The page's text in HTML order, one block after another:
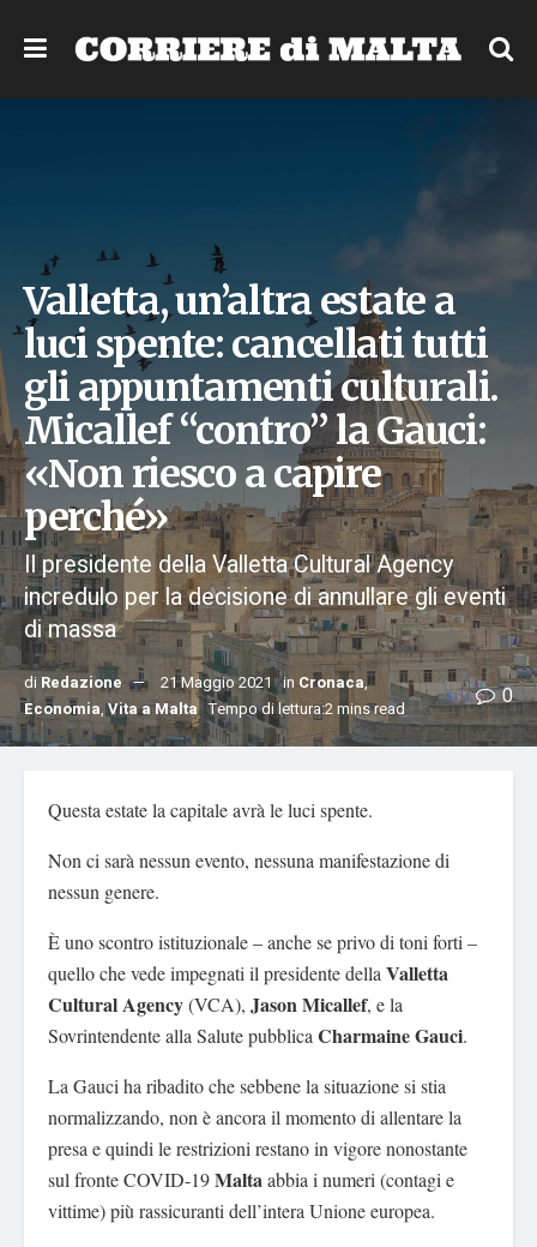
Valletta, un’altra estate a
luci spente: cancellati tutti
gli appuntamenti culturali.
Micallef “contro” la Gauci:
«Non riesco a capire
perché»
Il presidente della Valletta Cultural Agency
incredulo per la decisione di annullare gli eventi
di massa
di Redazione 21 Maggio 2021 in Cronaca,
Economia,Vita a Malta Tempo di lettura:2 mins read 0
Questa estate la capitale avrà le luci spente.
Non ci sarà nessun evento, nessuna manifestazione di
nessun genere.
È uno scontro istituzionale – anche se privo di toni forti –
quello che vede impegnati il presidente della Valletta
Cultural Agency(VCA), JasonMicallef, e la
Sovrintendente alla Salute pubblica Charmaine Gauci.
La Gauci ha ribadito che sebbene la situazione si stia
normalizzando, non è ancora il momento di allentare la
presa e quindi le restrizioni restano in vigore nonostante
sul fronte COVID-19Maltaabbia i numeri (contagi e
vittime) più rassicuranti dell’intera Unione europea.